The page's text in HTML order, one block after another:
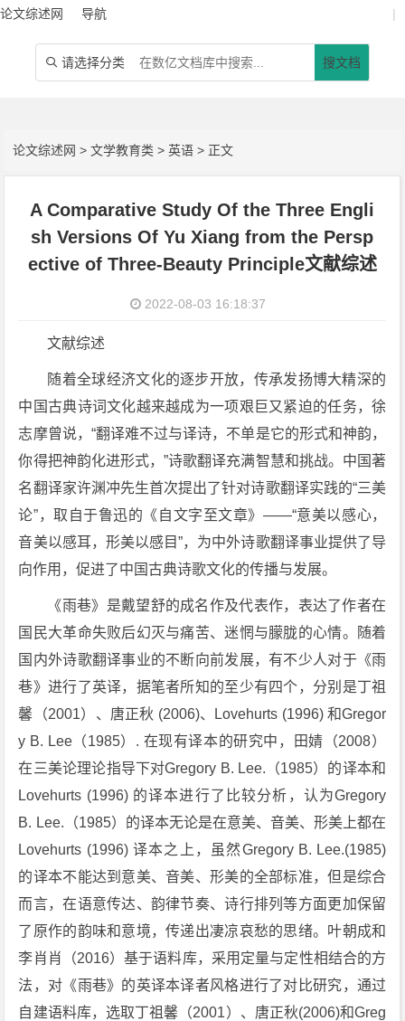
论文综述网 导航 |
 请选择分类 搜文档
论文综述网 >文学教育类 >英语 > 正文
A Comparative Study Of the Three Engli
sh Versions Of Yu Xiang from the Persp
ective of Three-Beauty Principle文献综述
2022-08-03 16:18:37
文献综述
随着全球经济文化的逐步开放，传承发扬博大精深的
中国古典诗词文化越来越成为一项艰巨又紧迫的任务，徐
志摩曾说，“翻译难不过与译诗，不单是它的形式和神韵，
你得把神韵化进形式，”诗歌翻译充满智慧和挑战。中国著
名翻译家许渊冲先生首次提出了针对诗歌翻译实践的“三美
论”，取自于鲁迅的《自文字至文章》——“意美以感心，
音美以感耳，形美以感目”，为中外诗歌翻译事业提供了导
向作用，促进了中国古典诗歌文化的传播与发展。
《雨巷》是戴望舒的成名作及代表作，表达了作者在
国民大革命失败后幻灭与痛苦、迷惘与朦胧的心情。随着
国内外诗歌翻译事业的不断向前发展，有不少人对于《雨
巷》进行了英译，据笔者所知的至少有四个，分别是丁祖
馨（2001）、唐正秋 (2006)、Lovehurts (1996) 和Gregor
y B. Lee（1985）. 在现有译本的研究中，田婧（2008）
在三美论理论指导下对Gregory B. Lee.（1985）的译本和
Lovehurts (1996) 的译本进行了比较分析，认为Gregory
B. Lee.（1985）的译本无论是在意美、音美、形美上都在
Lovehurts (1996) 译本之上，虽然Gregory B. Lee.(1985)
的译本不能达到意美、音美、形美的全部标准，但是综合
而言，在语意传达、韵律节奏、诗行排列等方面更加保留
了原作的韵味和意境，传递出凄凉哀愁的思绪。叶朝成和
李肖肖（2016）基于语料库，采用定量与定性相结合的方
法，对《雨巷》的英译本译者风格进行了对比研究，通过
自建语料库，选取丁祖馨（2001）、唐正秋(2006)和Greg